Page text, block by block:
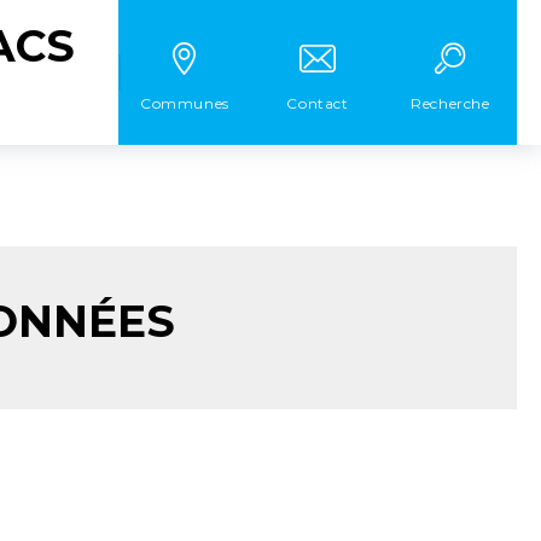
Communes Contact Recherche